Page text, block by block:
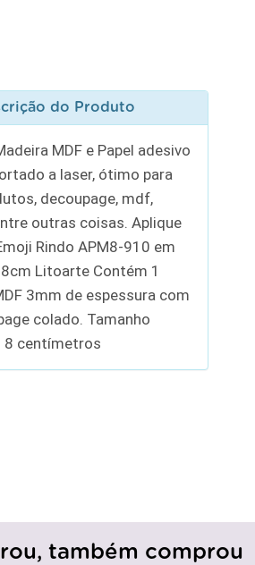
do Produto
MDF e Papel adesivo
a laser, ótimo para
decoupage, mdf,
outras coisas. Aplique
Rindo APM8-910 em
8cm Litoarte Contém 1
3mm de espessura com
colado. Tamanho
8 centímetros
também comprou